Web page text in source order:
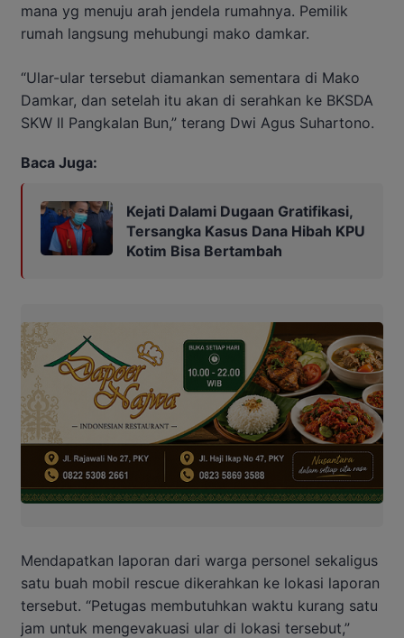
mana yg menuju arah jendela rumahnya. Pemilik
rumah langsung mehubungi mako damkar.
“Ular-ular tersebut diamankan sementara di Mako
Damkar, dan setelah itu akan di serahkan ke BKSDA
SKW ll Pangkalan Bun,” terang Dwi Agus Suhartono.
Baca Juga:
Kejati Dalami Dugaan Gratifikasi,
Tersangka Kasus Dana Hibah KPU
Kotim Bisa Bertambah
Mendapatkan laporan dari warga personel sekaligus
satu buah mobil rescue dikerahkan ke lokasi laporan
tersebut. “Petugas membutuhkan waktu kurang satu
jam untuk mengevakuasi ular di lokasi tersebut,”